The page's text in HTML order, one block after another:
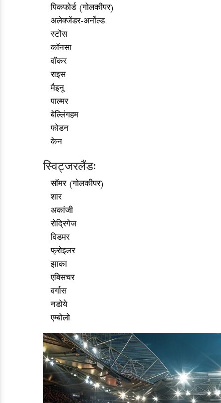
पिकफोर्ड (गोलकीपर)
अलेक्जेंडर-अर्नोल्ड
स्टोंस
कॉनसा
वॉकर
राइस
मैइनू
पाल्मर
बेल्लिंगहम
फोडन
केन
स्विट्जरलैंड:
सॉमर (गोलकीपर)
शार
अकांजी
रोद्रिगेज
विडमर
फ्रोइलर
झाका
एबिसचर
वर्गास
नडोये
एम्बोलो